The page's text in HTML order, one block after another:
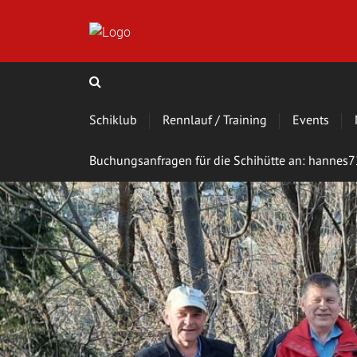
Schiklub Rennlauf / Training Events
Buchungsanfragen für die Schihütte an: